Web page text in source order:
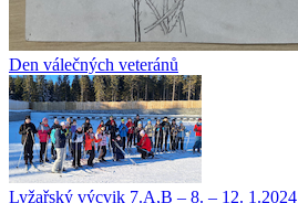
Den válečných veteránů
Lyžařský výcvik 7.A,B – 8. – 12. 1.2024